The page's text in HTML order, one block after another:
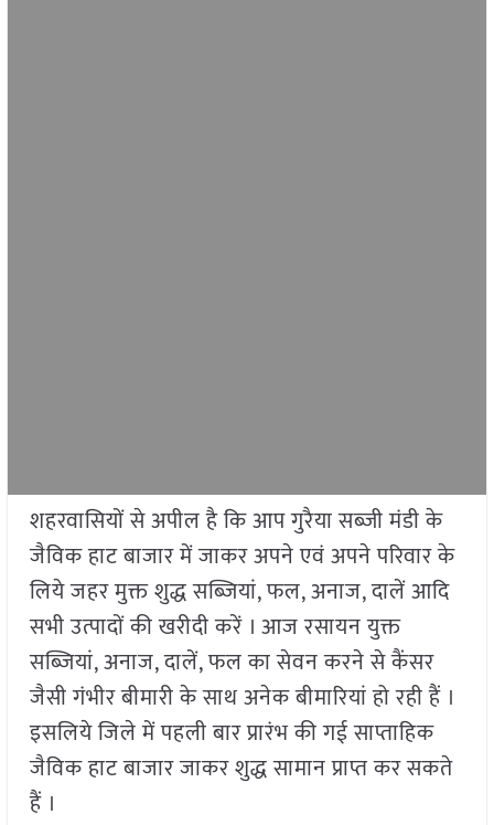
शहरवासियों से अपील है कि आप गुरैया सब्जी मंडी के
जैविक हाट बाजार में जाकर अपने एवं अपने परिवार के
लिये जहर मुक्त शुद्ध सब्जियां, फल, अनाज, दालें आदि
सभी उत्पादों की खरीदी करें । आज रसायन युक्त
सब्जियां, अनाज, दालें, फल का सेवन करने से कैंसर
जैसी गंभीर बीमारी के साथ अनेक बीमारियां हो रही हैं ।
इसलिये जिले में पहली बार प्रारंभ की गई साप्ताहिक
जैविक हाट बाजार जाकर शुद्ध सामान प्राप्त कर सकते
हैं ।